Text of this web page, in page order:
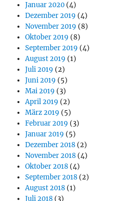
Januar 2020 (4)
Dezember 2019 (4)
November 2019 (8)
Oktober 2019 (8)
September 2019 (4)
August 2019 (1)
Juli 2019 (2)
Juni 2019 (5)
Mai 2019 (3)
April 2019 (2)
März 2019 (5)
Februar 2019 (3)
Januar 2019 (5)
Dezember 2018 (2)
November 2018 (4)
Oktober 2018 (4)
September 2018 (2)
August 2018 (1)
Juli 2018 (3)